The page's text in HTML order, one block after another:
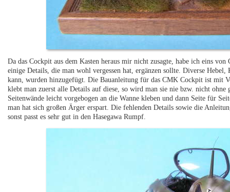
Da das Cockpit aus dem Kasten heraus mir nicht zusagte, habe ich eins
einige Details, die man wohl vergessen hat, ergänzen sollte. Diverse
kann, wurden hinzugefügt. Die Bauanleitung für das CMK Cockpit ist mit
klebt man zuerst alle Details auf diese, so wird man sie nie bzw. nicht
Seitenwände leicht vorgebogen an die Wanne kleben und dann Seite für
man hat sich großen Ärger erspart. Die fehlenden Details sowie die
sonst passt es sehr gut in den Hasegawa Rumpf.